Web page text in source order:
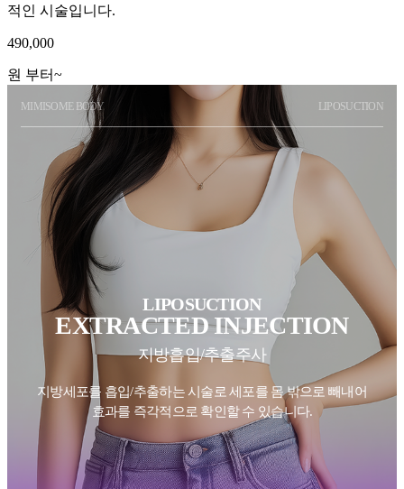
적인 시술입니다.
490,000
원 부터~
MIMISOME BODY LIPOSUCTION
LIPOSUCTION
EXTRACTED INJECTION
지방흡입/추출주사
지방세포를 흡입/추출하는 시술로 세포를 몸 밖으로 빼내어
효과를 즉각적으로 확인할 수 있습니다.